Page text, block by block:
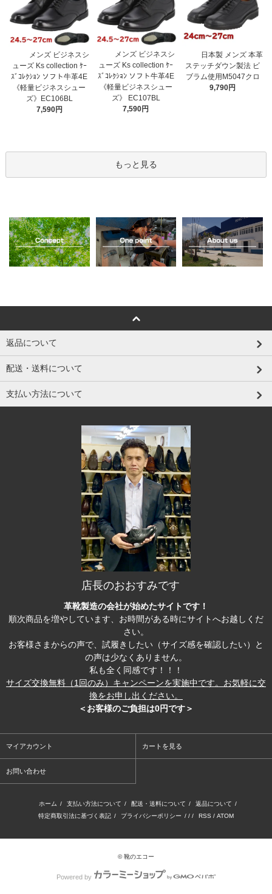
メンズ ビジネスシ
ューズ Ks collection ｹｰ
ｽﾞｺﾚｸｼｮﾝ ソフト牛革4E
《軽量ビジネスシュー
ズ》EC106BL
7,590円
メンズ ビジネスシ
ューズ Ks collection ｹｰ
ｽﾞｺﾚｸｼｮﾝ ソフト牛革4E
《軽量ビジネスシュー
ズ》 EC107BL
7,590円
日本製 メンズ 本革
ステッチダウン製法 ビ
ブラム使用M5047クロ
9,790円
もっと見る
返品について
配送・送料について
支払い方法について
店長のおおすみです
革靴製造の会社が始めたサイトです！
順次商品を増やしています、お時間がある時にサイトへお越しくだ
さい。
お客様さまからの声で、試履きしたい（サイズ感を確認したい）と
の声は少なくありません。
私も全く同感です！！！
サイズ交換無料（1回のみ）キャンペーンを実施中です。お気軽に交
換をお申し出ください。
＜お客様のご負担は0円です＞
マイアカウント カートを見る
お問い合わせ
ホーム / 支払い方法について / 配送・送料について / 返品について /
特定商取引法に基づく表記 / プライバシーポリシー / / / RSS / ATOM
© 靴のエコー
Powered by